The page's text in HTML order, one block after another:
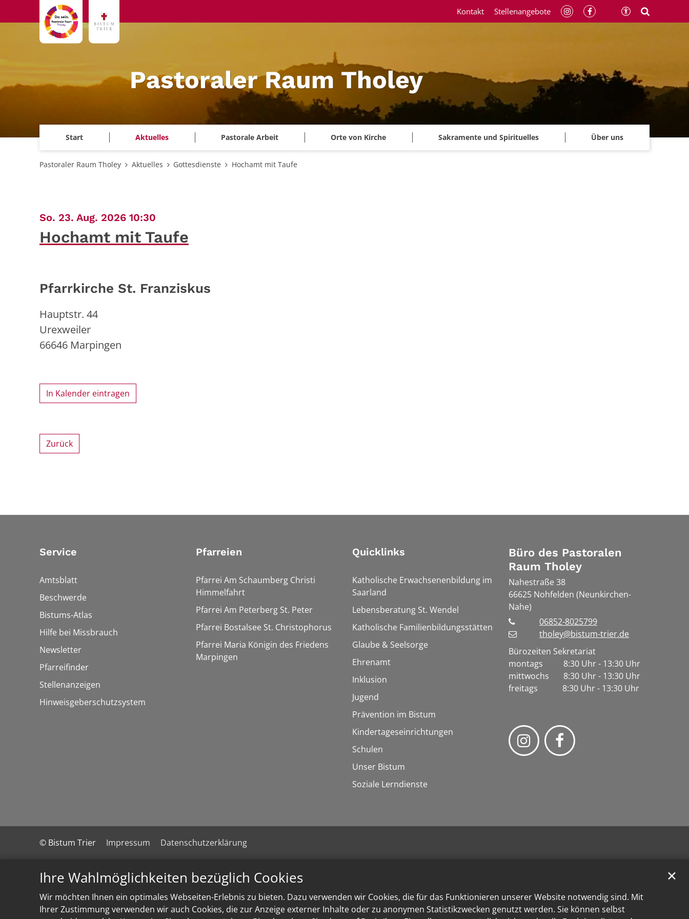
Ihre Wahlmöglichkeiten bezüglich Cookies
Wir möchten Ihnen ein optimales Webseiten-Erlebnis zu bieten. Dazu verwenden wir Cookies, die für das Funktionieren unserer Website notwendig sind. Mit
Ihrer Zustimmung verwenden wir auch Cookies, die zur Anzeige externer Inhalte oder zu anonymen Statistikzwecken genutzt werden. Sie können selbst
✕
Zum Inhalt springen
Pastoraler Raum Tholey
Start Aktuelles Pastorale Arbeit Orte von Kirche Sakramente und Spirituelles Über uns
Kontakt Stellenangebote
Pastoraler Raum Tholey Aktuelles Gottesdienste Hochamt mit Taufe
So. 23. Aug. 2026 10:30
Hochamt mit Taufe
Pfarrkirche St. Franziskus
Hauptstr. 44
Urexweiler
66646 Marpingen
In Kalender eintragen
Zurück
Service
Amtsblatt
Beschwerde
Bistums-Atlas
Hilfe bei Missbrauch
Newsletter
Pfarreifinder
Stellenanzeigen
Hinweisgeberschutzsystem
Pfarreien
Pfarrei Am Schaumberg Christi
Himmelfahrt
Pfarrei Am Peterberg St. Peter
Pfarrei Bostalsee St. Christophorus
Pfarrei Maria Königin des Friedens
Marpingen
Quicklinks
Katholische Erwachsenenbildung im
Saarland
Lebensberatung St. Wendel
Katholische Familienbildungsstätten
Glaube & Seelsorge
Ehrenamt
Inklusion
Jugend
Prävention im Bistum
Kindertageseinrichtungen
Schulen
Unser Bistum
Soziale Lerndienste
Büro des Pastoralen
Raum Tholey
Nahestraße 38
66625 Nohfelden (Neunkirchen-
Nahe)
06852-8025799
tholey@bistum-trier.de
Bürozeiten Sekretariat
montags 8:30 Uhr - 13:30 Uhr
mittwochs 8:30 Uhr - 13:30 Uhr
freitags 8:30 Uhr - 13:30 Uhr
© Bistum Trier Impressum Datenschutzerklärung